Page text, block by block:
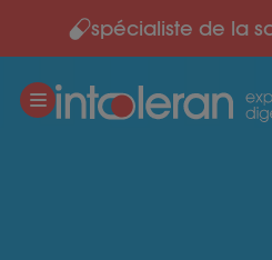
Skip to contentspécialiste de la